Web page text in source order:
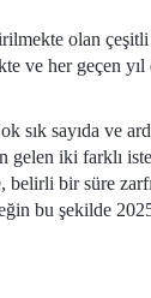
olan
ve her geçen yıl
sık sayıda ve
iki farklı
bir süre
bu şekilde